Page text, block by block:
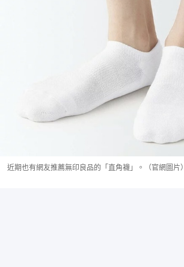
近期也有網友推薦無印良品的「直角襪」。（官網圖片）